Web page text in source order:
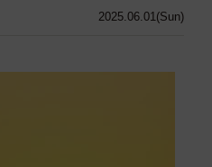
2025.06.01(Sun)